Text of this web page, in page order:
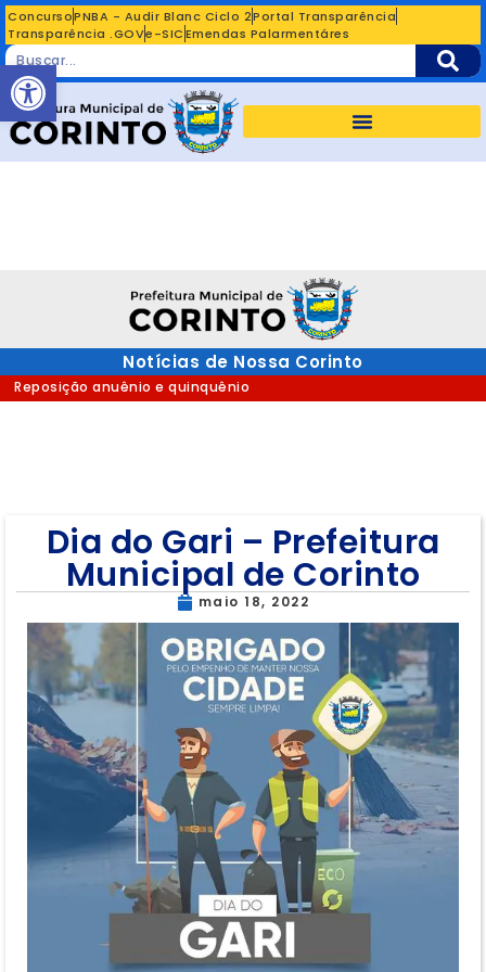
ConcursoPNBA - Audir Blanc Ciclo 2Portal Transparência
Transparência .GOVe-SICEmendas Palarmentáres
Notícias de Nossa Corinto
Reposição anuênio e quinquênio
Dia do Gari – Prefeitura
Municipal de Corinto
maio 18, 2022
Abrir a barra de ferramentas